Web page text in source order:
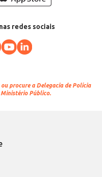
redes sociais
procure a Delegacia de Polícia
Público.